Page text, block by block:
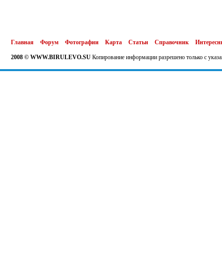
Главная Форум Фотографии Карта Статьи Справочник
2008 © WWW.BIRULEVO.SU Копирование информации разрешено только с